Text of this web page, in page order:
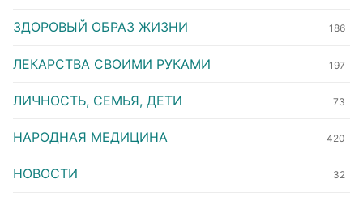
ЗДОРОВЫЙ ОБРАЗ ЖИЗНИ 186
ЛЕКАРСТВА СВОИМИ РУКАМИ 197
ЛИЧНОСТЬ, СЕМЬЯ, ДЕТИ 73
НАРОДНАЯ МЕДИЦИНА 420
НОВОСТИ 32